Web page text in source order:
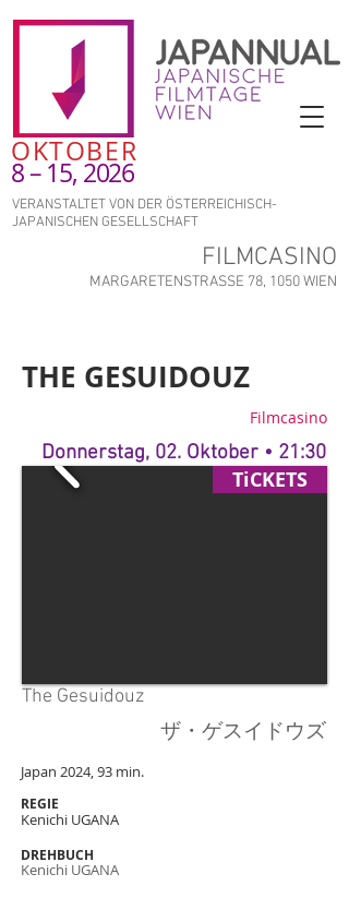
OKTOBER
8 – 15, 2026
VERANSTALTET VON DER ÖSTERREICHISCH-
JAPANISCHEN GESELLSCHAFT
FILMCASINO
MARGARETENSTRASSE 78, 1050 WIEN
THE GESUIDOUZ
Filmcasino
Donnerstag, 02. Oktober • 21:30
TiCKETS
The Gesuidouz
ザ・ゲスイドウズ
Kenichi UGANA
Japan 2024, 93 min.
REGIE
DREHBUCH
Kenichi UGANA